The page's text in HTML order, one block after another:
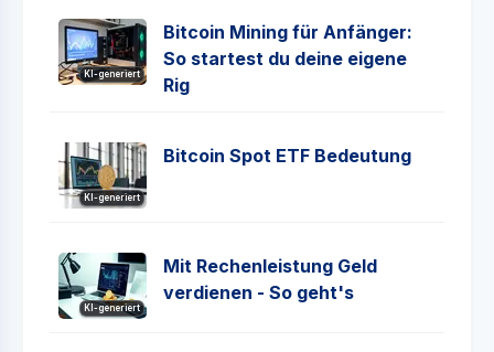
KI-generiert
Bitcoin Mining für Anfänger:
So startest du deine eigene
Rig
KI-generiert
Bitcoin Spot ETF Bedeutung
KI-generiert
Mit Rechenleistung Geld
verdienen - So geht's